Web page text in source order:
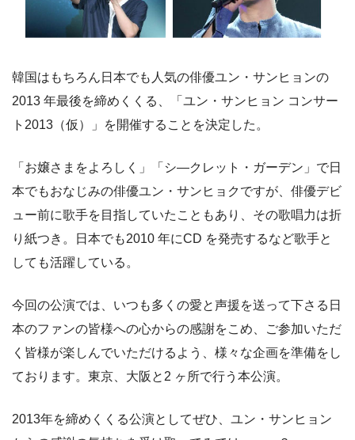
韓国はもちろん日本でも人気の俳優ユン・サンヒョンの
2013 年最後を締めくくる、「ユン・サンヒョン コンサー
ト2013（仮）」を開催することを決定した。
「お嬢さまをよろしく」「シ―クレット・ガーデン」で日
本でもおなじみの俳優ユン・サンヒョクですが、俳優デビ
ュー前に歌手を目指していたこともあり、その歌唱力は折
り紙つき。日本でも2010 年にCD を発売するなど歌手と
しても活躍している。
今回の公演では、いつも多くの愛と声援を送って下さる日
本のファンの皆様への心からの感謝をこめ、ご参加いただ
く皆様が楽しんでいただけるよう、様々な企画を準備をし
ております。東京、大阪と2 ヶ所で行う本公演。
2013年を締めくくる公演としてぜひ、ユン・サンヒョン